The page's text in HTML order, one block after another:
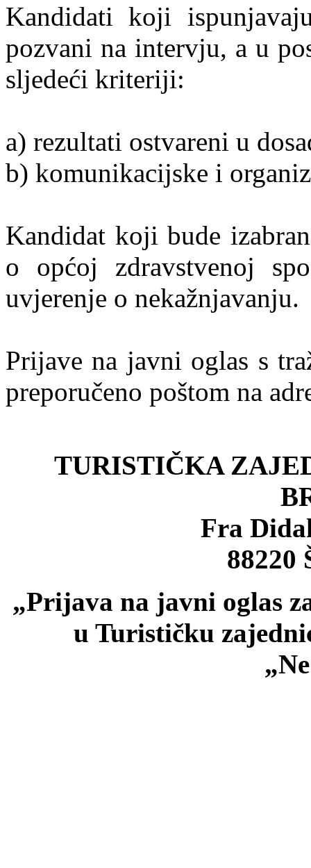
Kandidati koji
pozvani na intervju, a u
sljedeći kriteriji:
a) rezultati ostvareni u
b) komunikacijske i
Kandidat koji bude
o općoj zdravstvenoj
uvjerenje o nekažnjavanju.
Prijave na javni oglas s
preporučeno poštom na
TURISTIČKA
Fra
88220
„Prijava na javni oglas
u Turističku